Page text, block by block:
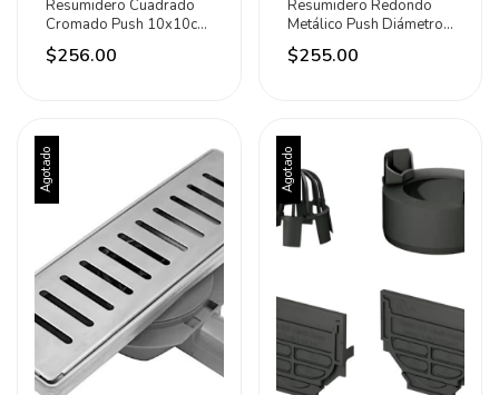
Resumidero Cuadrado
Cromado Push 10x10cm
Rugo
$256.00
Resumidero Redondo
Metálico Push Diámetro
90mm Rugo
$255.00
Agotado Agotado